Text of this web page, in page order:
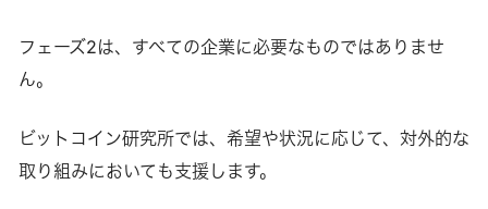
フェーズ2は、すべての企業に必要なものではありませ
ん。
ビットコイン研究所では、希望や状況に応じて、対外的な
取り組みにおいても支援します。